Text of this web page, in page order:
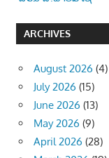
ARCHIVES
August 2026 (4)
July 2026 (15)
June 2026 (13)
May 2026 (9)
April 2026 (28)